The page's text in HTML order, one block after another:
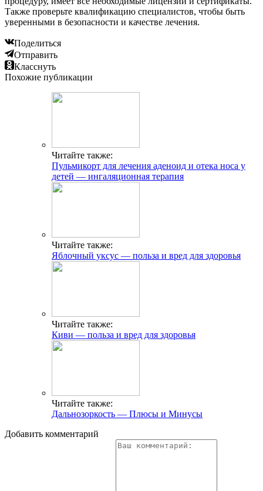
Также проверьте квалификацию специалистов, чтобы быть
уверенными в безопасности и качестве лечения.
Поделиться
Отправить
Класснуть
Похожие публикации
Читайте также:
Пульмикорт для лечения аденоид и отека носа у
детей — ингаляционная терапия
Читайте также:
Яблочный уксус — польза и вред для здоровья
Читайте также:
Киви — польза и вред для здоровья
Читайте также:
Дальнозоркость — Плюсы и Минусы
Добавить комментарий